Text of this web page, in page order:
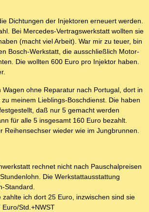
Dichtungen der Injektoren erneuert werden.
Bei Mercedes-Vertragswerkstatt wollten sie
(macht viel Arbeit). War mir zu teuer, bin
Bosch-Werkstatt, die ausschließlich Motor-
Die wollten 600 Euro pro Injektor haben.
Wagen ohne Reparatur nach Portugal, dort in
meinem Lieblings-Boschdienst. Die haben
daß nur 5 gemacht werden
für alle 5 insgesamt 160 Euro bezahlt.
Reihensechser wieder wie im Jungbrunnen.
rechnet nicht nach Pauschalpreisen
Die Werkstattausstattung
Standard.
zahlte ich dort 25 Euro, inzwischen sind sie
Std.+NWST